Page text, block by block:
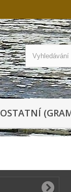
OSTATNÍ